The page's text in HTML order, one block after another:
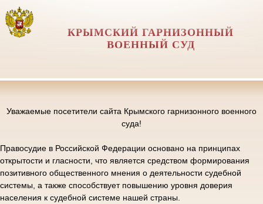
КРЫМСКИЙ ГАРНИЗОННЫЙ
ВОЕННЫЙ СУД
Уважаемые посетители сайта Крымского гарнизонного военного
суда!
Правосудие в Российской Федерации основано на принципах
открытости и гласности, что является средством формирования
позитивного общественного мнения о деятельности судебной
системы, а также способствует повышению уровня доверия
населения к судебной системе нашей страны.